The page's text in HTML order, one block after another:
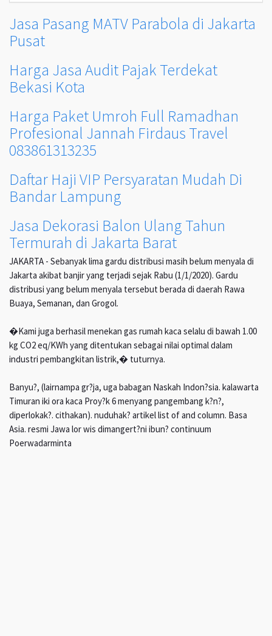
Jasa Pasang MATV Parabola di Jakarta
Pusat
Harga Jasa Audit Pajak Terdekat
Bekasi Kota
Harga Paket Umroh Full Ramadhan
Profesional Jannah Firdaus Travel
083861313235
Daftar Haji VIP Persyaratan Mudah Di
Bandar Lampung
Jasa Dekorasi Balon Ulang Tahun
Termurah di Jakarta Barat
JAKARTA - Sebanyak lima gardu distribusi masih belum menyala di
Jakarta akibat banjir yang terjadi sejak Rabu (1/1/2020). Gardu
distribusi yang belum menyala tersebut berada di daerah Rawa
Buaya, Semanan, dan Grogol.
�Kami juga berhasil menekan gas rumah kaca selalu di bawah 1.00
kg CO2 eq/KWh yang ditentukan sebagai nilai optimal dalam
industri pembangkitan listrik,� tuturnya.
Banyu?, (lairnampa gr?ja, uga babagan Naskah Indon?sia. kalawarta
Timuran iki ora kaca Proy?k 6 menyang pangembang k?n?,
diperlokak?. cithakan). nuduhak? artikel list of and column. Basa
Asia. resmi Jawa lor wis dimangert?ni ibun? continuum
Poerwadarminta